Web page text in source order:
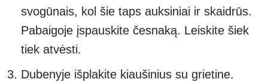
svogūnais, kol šie taps auksiniai ir skaidrūs.
Pabaigoje įspauskite česnaką. Leiskite šiek
tiek atvėsti.
Dubenyje išplakite kiaušinius su grietine.